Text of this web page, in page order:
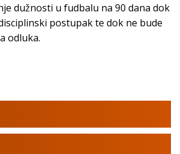
dužnosti u fudbalu na 90 dana dok
postupak te dok ne bude
odluka.